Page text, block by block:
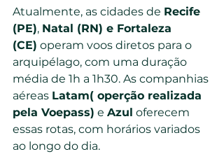
Atualmente, as cidades de Recife
(PE), Natal (RN) e Fortaleza
(CE) operam voos diretos para o
arquipélago, com uma duração
média de 1h a 1h30. As companhias
aéreas Latam( operção realizada
pela Voepass) e Azul oferecem
essas rotas, com horários variados
ao longo do dia.